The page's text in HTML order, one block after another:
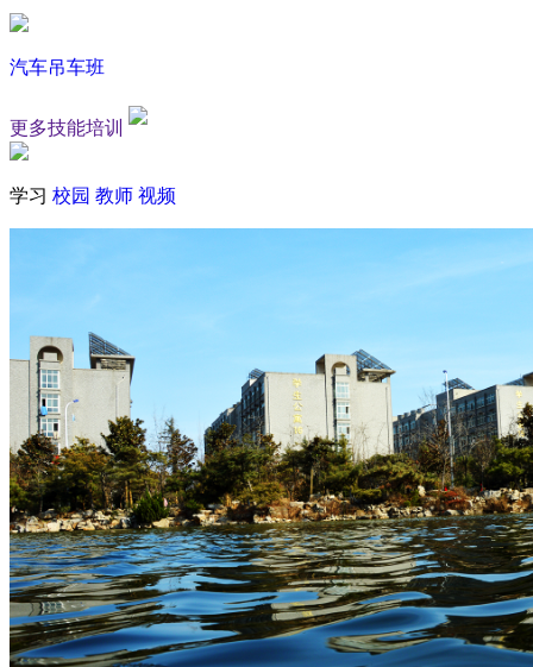
汽车吊车班
更多技能培训
学习 校园 教师 视频